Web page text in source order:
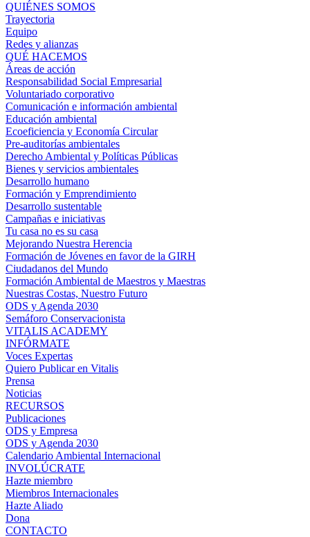
QUIÉNES SOMOS
Trayectoria
Equipo
Redes y alianzas
QUÉ HACEMOS
Áreas de acción
Responsabilidad Social Empresarial
Voluntariado corporativo
Comunicación e información ambiental
Educación ambiental
Ecoeficiencia y Economía Circular
Pre-auditorías ambientales
Derecho Ambiental y Políticas Públicas
Bienes y servicios ambientales
Desarrollo humano
Formación y Emprendimiento
Desarrollo sustentable
Campañas e iniciativas
Tu casa no es su casa
Mejorando Nuestra Herencia
Formación de Jóvenes en favor de la GIRH
Ciudadanos del Mundo
Formación Ambiental de Maestros y Maestras
Nuestras Costas, Nuestro Futuro
ODS y Agenda 2030
Semáforo Conservacionista
VITALIS ACADEMY
INFÓRMATE
Voces Expertas
Quiero Publicar en Vitalis
Prensa
Noticias
RECURSOS
Publicaciones
ODS y Empresa
ODS y Agenda 2030
Calendario Ambiental Internacional
INVOLÚCRATE
Hazte miembro
Miembros Internacionales
Hazte Aliado
Dona
CONTACTO